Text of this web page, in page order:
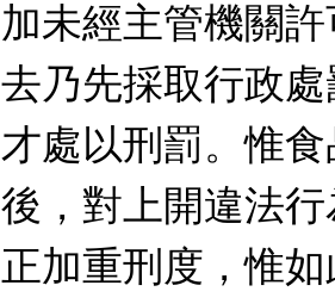
加未經主管機關
去乃先採取行政
才處以刑罰。惟
後，對上開違法
正加重刑度，惟